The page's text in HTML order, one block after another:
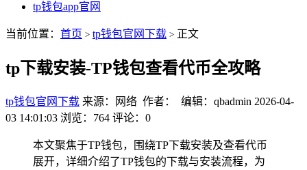
tp钱包app官网
当前位置： 首页 > tp钱包官网下载 > 正文
tp下载安装-TP钱包查看代币全攻略
tp钱包官网下载 来源：网络 作者： 编辑：qbadmin 2026-04-
03 14:01:03 浏览：764 评论：0
本文聚焦于TP钱包，围绕TP下载安装及查看代币
展开，详细介绍了TP钱包的下载与安装流程，为